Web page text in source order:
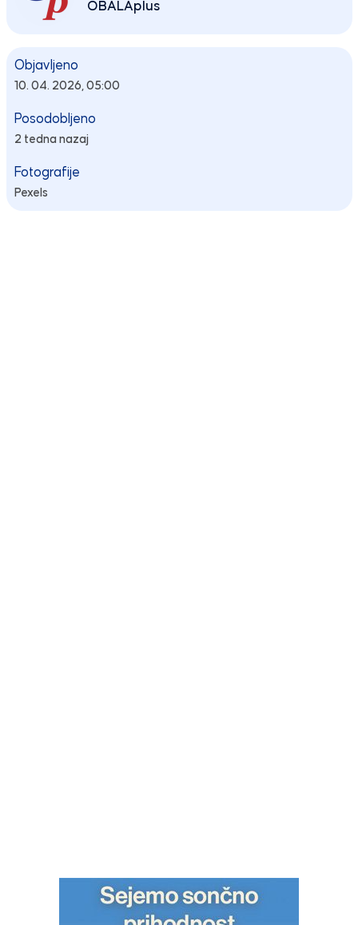
OBALAplus
Objavljeno
10. 04. 2026, 05:00
Posodobljeno
2 tedna nazaj
Fotografije
Pexels